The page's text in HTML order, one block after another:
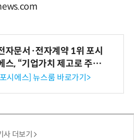
자문서·전자계약 1위 포시
스, “기업가치 제고로 주주
원 강화” 계획 공시
시에스] 뉴스룸 바로가기>
사 더보기